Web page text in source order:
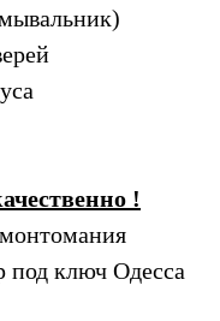
!
под ключ Одесса